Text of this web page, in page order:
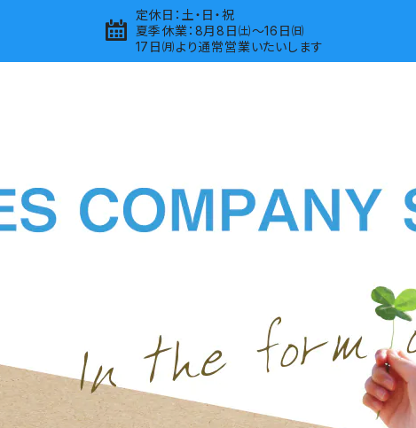
定休日：土・日・祝
夏季休業：8月8日㈯～16日㈰
17日㈪より通常営業いたいします